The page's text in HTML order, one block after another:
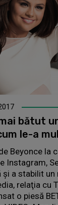
bătut
le-a
Beyonce la
Instagram,
a stabilit un
relaţia cu
o piesă